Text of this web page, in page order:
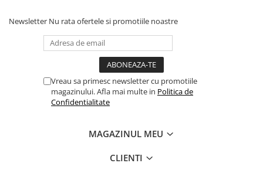
Newsletter Nu rata ofertele si promotiile noastre
Vreau sa primesc newsletter cu promotiile
magazinului. Afla mai multe in Politica de
Confidentialitate
MAGAZINUL MEU
CLIENTI